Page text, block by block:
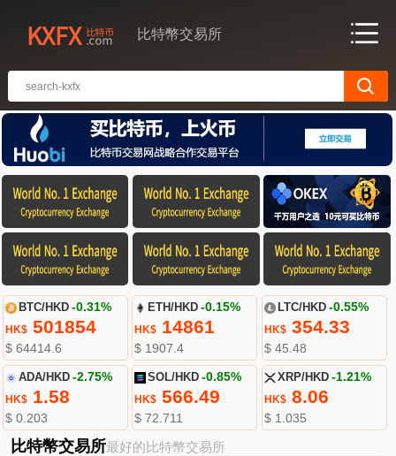
比特幣交易所
BTC/HKD -0.31%
HK$501854
$ 64414.6
ETH/HKD -0.15%
HK$ 14861
$ 1907.4
LTC/HKD -0.55%
HK$354.33
$ 45.48
ADA/HKD -2.75%
HK$1.58
$ 0.203
SOL/HKD -0.85%
HK$ 566.49
$ 72.711
XRP/HKD -1.21%
HK$8.06
$ 1.035
比特幣交易所最好的比特幣交易所